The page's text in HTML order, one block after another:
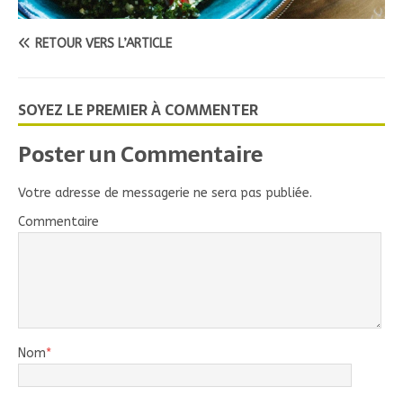
RETOUR VERS L’ARTICLE
SOYEZ LE PREMIER À COMMENTER
Poster un Commentaire
Votre adresse de messagerie ne sera pas publiée.
Commentaire
Nom*